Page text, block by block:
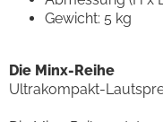
Gewicht: 5 kg
Die Minx-Reihe
Ultrakompakt-